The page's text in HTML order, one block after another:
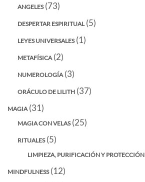
ANGELES(73)
DESPERTAR ESPIRITUAL(5)
LEYES UNIVERSALES(1)
METAFÍSICA (2)
NUMEROLOGÍA (3)
ORÁCULO DE LILITH (37)
MAGIA (31)
MAGIA CON VELAS(25)
RITUALES(5)
LIMPIEZA, PURIFICACIÓN Y PROTECCIÓN
MINDFULNESS(12)